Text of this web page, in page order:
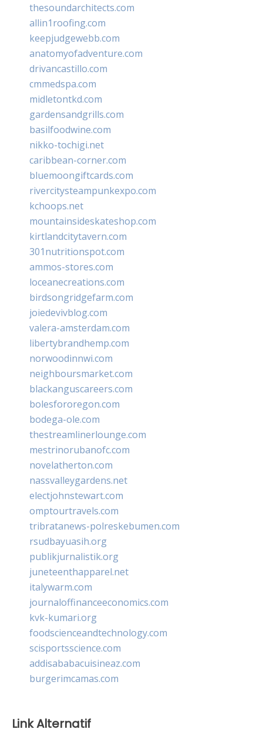
thesoundarchitects.com
allin1roofing.com
keepjudgewebb.com
anatomyofadventure.com
drivancastillo.com
cmmedspa.com
midletontkd.com
gardensandgrills.com
basilfoodwine.com
nikko-tochigi.net
caribbean-corner.com
bluemoongiftcards.com
rivercitysteampunkexpo.com
kchoops.net
mountainsideskateshop.com
kirtlandcitytavern.com
301nutritionspot.com
ammos-stores.com
loceanecreations.com
birdsongridgefarm.com
joiedevivblog.com
valera-amsterdam.com
libertybrandhemp.com
norwoodinnwi.com
neighboursmarket.com
blackanguscareers.com
bolesfororegon.com
bodega-ole.com
thestreamlinerlounge.com
mestrinorubanofc.com
novelatherton.com
nassvalleygardens.net
electjohnstewart.com
omptourtravels.com
tribratanews-polreskebumen.com
rsudbayuasih.org
publikjurnalistik.org
juneteenthapparel.net
italywarm.com
journaloffinanceeconomics.com
kvk-kumari.org
foodscienceandtechnology.com
scisportsscience.com
addisababacuisineaz.com
burgerimcamas.com
Link Alternatif